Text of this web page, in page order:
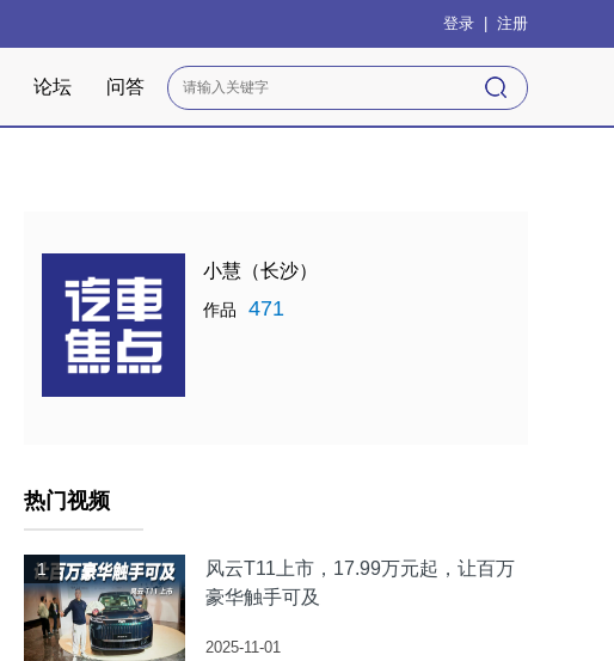
登录 注册
论坛 问答
小慧（长沙）
作品 471
热门视频
1
风云T11上市，17.99万元起，让百万
豪华触手可及
2025-11-01